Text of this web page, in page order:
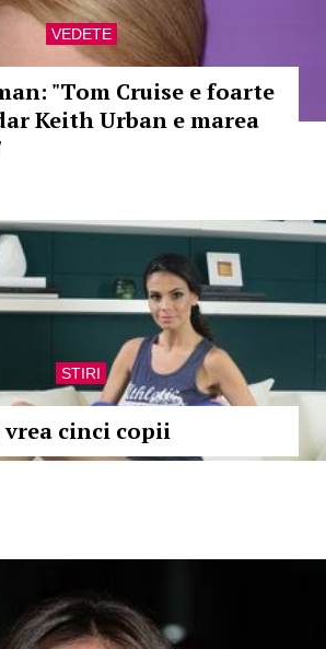
VEDETE
"Tom Cruise e foarte
Keith Urban e marea
STIRI
vrea cinci copii